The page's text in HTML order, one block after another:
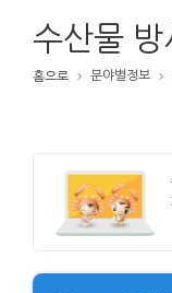
수산물
홈으로 분야별정보